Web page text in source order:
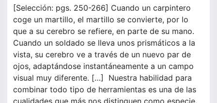
[Selección: pgs. 250-266] Cuando un carpintero
coge un martillo, el martillo se convierte, por lo
que a su cerebro se refiere, en parte de su mano.
Cuando un soldado se lleva unos prismáticos a la
vista, su cerebro ve a través de un nuevo par de
ojos, adaptándose instantáneamente a un campo
visual muy diferente. […] Nuestra habilidad para
combinar todo tipo de herramientas es una de las